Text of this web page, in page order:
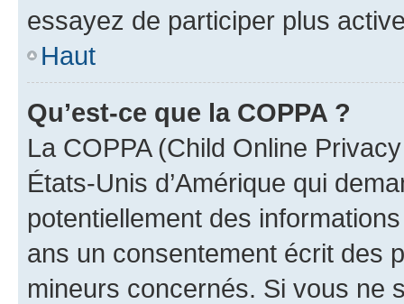
essayez de participer plus
Haut
Qu’est-ce que la COPPA ?
La COPPA (Child Online
États-Unis d’Amérique qui
potentiellement des
ans un consentement écrit des
mineurs concernés. Si vous ne